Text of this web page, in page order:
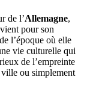
de l’Allemagne,
pour son
l’époque où elle
vie culturelle qui
de l’empreinte
ou simplement